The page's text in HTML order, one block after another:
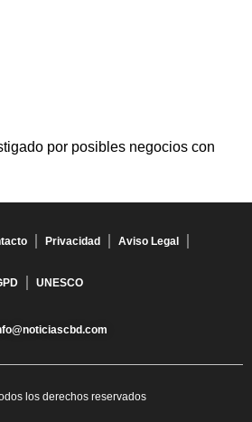
por posibles negocios con
Privacidad Aviso Legal
UNESCO
los derechos reservados